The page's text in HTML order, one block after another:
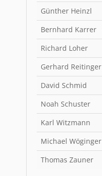
Günther Heinzl
Bernhard Karrer
Richard Loher
Gerhard Reitinger
David Schmid
Noah Schuster
Karl Witzmann
Michael Wöginger
Thomas Zauner